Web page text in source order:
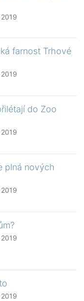
farnost Trhové
do Zoo
plná nových